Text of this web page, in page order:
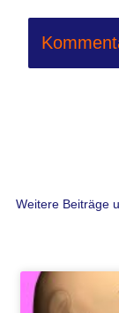
Weitere Beiträge
Seite
Seite